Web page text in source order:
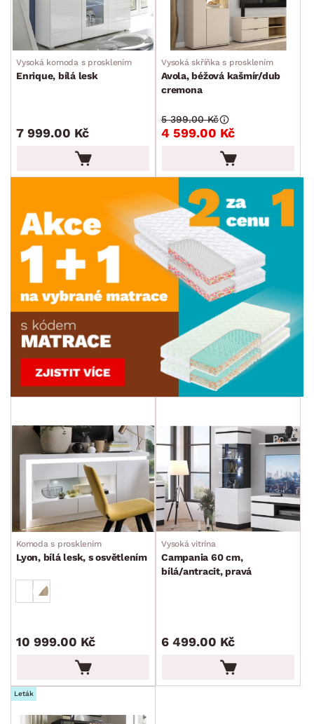
Vysoká komoda s prosklením
Enrique, bílá lesk
7 999.00 Kč
Vysoká skříňka s prosklením
Avola, béžová kašmír/dub
cremona
4 599.00 Kč
5 399.00 Kč
Komoda s prosklením
Lyon, bílá lesk, s osvětlením
10 999.00 Kč
Vysoká vitrína
Campania 60 cm,
bílá/antracit, pravá
6 499.00 Kč
Leták